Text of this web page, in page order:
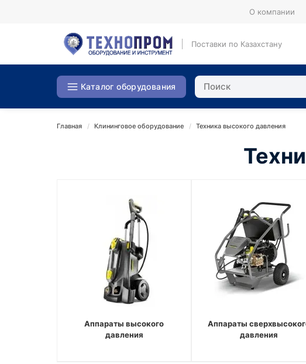
О компании
Поставки по Казахстану
Каталог оборудования
Главная Клининговое оборудование Техника высокого давления
Аппараты высокого
давления
Аппараты
давления